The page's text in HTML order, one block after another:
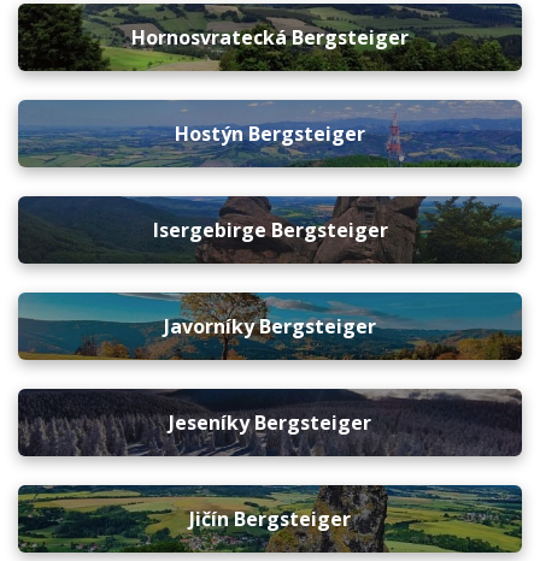
Hornosvratecká Bergsteiger
Hostýn Bergsteiger
Isergebirge Bergsteiger
Javorníky Bergsteiger
Jeseníky Bergsteiger
Jičín Bergsteiger